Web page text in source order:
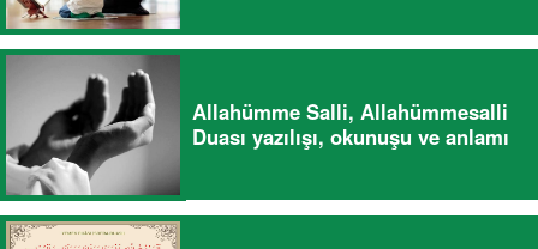
Allahümme Salli, Allahümmesalli
Duası yazılışı, okunuşu ve anlamı